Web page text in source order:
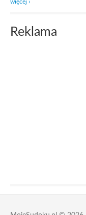
więcej ›
Reklama